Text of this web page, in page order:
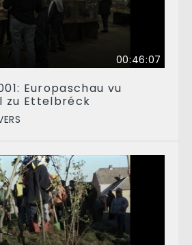
00:46:07
Europaschau vu
zu Ettelbréck